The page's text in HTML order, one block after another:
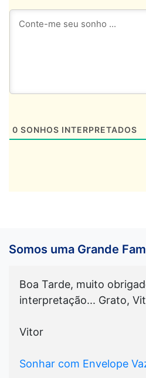
0 SONHOS INTERPRETADOS
Somos uma Grande
Boa Tarde, muito
interpretação... Grato,
Vitor
Sonhar com Envelope